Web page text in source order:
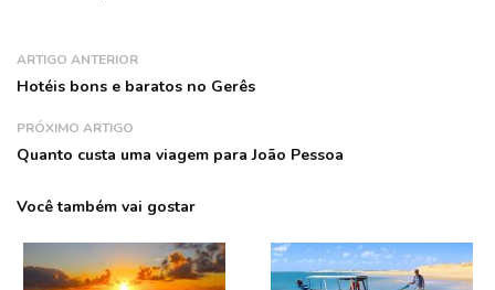
ARTIGO ANTERIOR
Hotéis bons e baratos no Gerês
PRÓXIMO ARTIGO
Quanto custa uma viagem para João Pessoa
Você também vai gostar